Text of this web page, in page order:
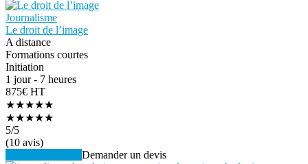
Journalisme
Le droit de l’image
A distance
Formations courtes
Initiation
1 jour - 7 heures
875€ HT
★★★★★
★★★★★
5/5
(10 avis)
Demander un devis